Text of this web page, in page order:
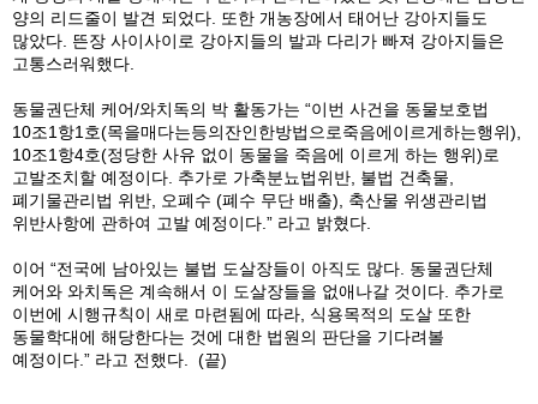
양의 리드줄이 발견 되었다. 또한 개농장에서 태어난 강아지들도
많았다. 뜬장 사이사이로 강아지들의 발과 다리가 빠져 강아지들은
고통스러워했다.
동물권단체 케어/와치독의 박 활동가는 “이번 사건을 동물보호법
10조1항1호(목을매다는등의잔인한방법으로죽음에이르게하는행위),
10조1항4호(정당한 사유 없이 동물을 죽음에 이르게 하는 행위)로
고발조치할 예정이다. 추가로 가축분뇨법위반, 불법 건축물,
폐기물관리법 위반, 오폐수 (폐수 무단 배출), 축산물 위생관리법
위반사항에 관하여 고발 예정이다.” 라고 밝혔다.
이어 “전국에 남아있는 불법 도살장들이 아직도 많다. 동물권단체
케어와 와치독은 계속해서 이 도살장들을 없애나갈 것이다. 추가로
이번에 시행규칙이 새로 마련됨에 따라, 식용목적의 도살 또한
동물학대에 해당한다는 것에 대한 법원의 판단을 기다려볼
예정이다.” 라고 전했다. (끝)